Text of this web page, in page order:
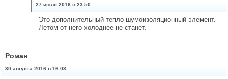
27 июля 2016 в 23:50
Это дополнительный тепло шумоизоляционный элемент.
Летом от него холоднее не станет.
Роман
30 августа 2016 в 16:03